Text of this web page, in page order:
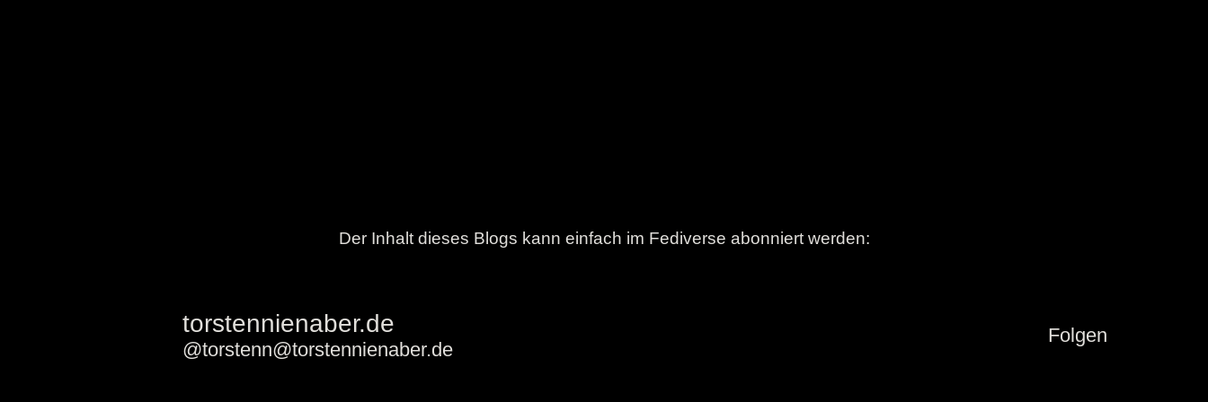
Der Inhalt dieses Blogs kann einfach im Fediverse abonniert werden:
torstennienaber.de
@torstenn@torstennienaber.de
Folgen